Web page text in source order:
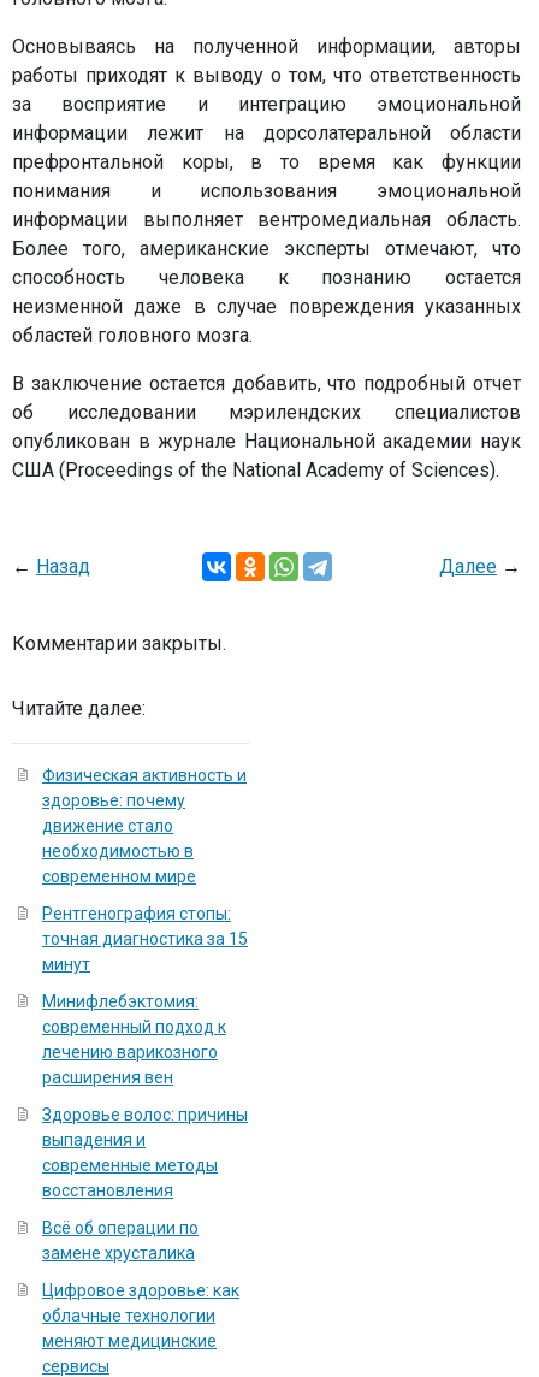
Основываясь на полученной информации, авторы
работы приходят к выводу о том, что ответственность
за восприятие и интеграцию эмоциональной
информации лежит на дорсолатеральной области
префронтальной коры, в то время как функции
понимания и использования эмоциональной
информации выполняет вентромедиальная область.
Более того, американские эксперты отмечают, что
способность человека к познанию остается
неизменной даже в случае повреждения указанных
областей головного мозга.
В заключение остается добавить, что подробный отчет
об исследовании мэрилендских специалистов
опубликован в журнале Национальной академии наук
США (Proceedings of the National Academy of Sciences).
← Назад Далее →
Комментарии закрыты.
Читайте далее:
Физическая активность и
здоровье: почему
движение стало
необходимостью в
современном мире
Рентгенография стопы:
точная диагностика за 15
минут
Минифлебэктомия:
современный подход к
лечению варикозного
расширения вен
Здоровье волос: причины
выпадения и
современные методы
восстановления
Всё об операции по
замене хрусталика
Цифровое здоровье: как
облачные технологии
меняют медицинские
сервисы